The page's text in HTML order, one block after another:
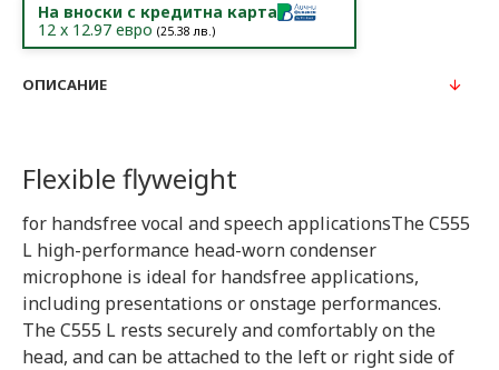
На вноски с кредитна карта
12 x 12.97 евро (25.38 лв.)
ОПИСАНИЕ
Flexible flyweight
for handsfree vocal and speech applicationsThe C555
L high-performance head-worn condenser
microphone is ideal for handsfree applications,
including presentations or onstage performances.
The C555 L rests securely and comfortably on the
head, and can be attached to the left or right side of